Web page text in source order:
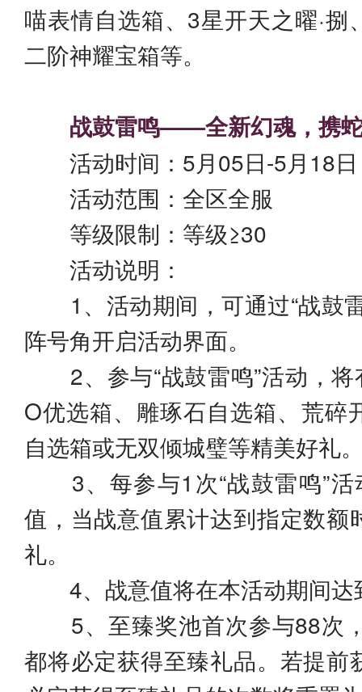
喵表情自选箱、3星开天之曜·
二阶神耀宝箱等。
战鼓雷鸣——全新幻魂，携
活动时间：5月05日-5月18日
活动范围：全区全服
等级限制：等级≥30
活动说明：
1、活动期间，可通过“战鼓
阵号角开启活动界面。
2、参与“战鼓雷鸣”活动，将
O优选箱、雕琢石自选箱、荒碎
自选箱或无双倾城璧等精美好礼
3、每参与1次“战鼓雷鸣”活
值，当战意值累计达到指定数额
礼。
4、战意值将在本活动期间达
5、至臻奖池首次参与88次
都将必定获得至臻礼品。若提前